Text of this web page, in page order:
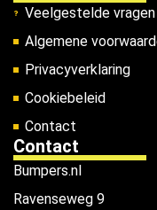
Veelgestelde vragen
Algemene
Privacyverklaring
Cookiebeleid
Contact
Contact
Bumpers.nl
Ravenseweg 9